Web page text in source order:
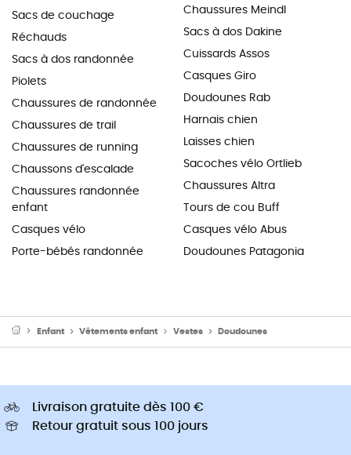
Sacs de couchage
Réchauds
Sacs à dos randonnée
Piolets
Chaussures de randonnée
Chaussures de trail
Chaussures de running
Chaussons d'escalade
Chaussures randonnée
enfant
Casques vélo
Porte-bébés randonnée
Chaussures Meindl
Sacs à dos Dakine
Cuissards Assos
Casques Giro
Doudounes Rab
Harnais chien
Laisses chien
Sacoches vélo Ortlieb
Chaussures Altra
Tours de cou Buff
Casques vélo Abus
Doudounes Patagonia
Enfant Vêtements enfant Vestes Doudounes
Livraison gratuite dès 100 €
Retour gratuit sous 100 jours